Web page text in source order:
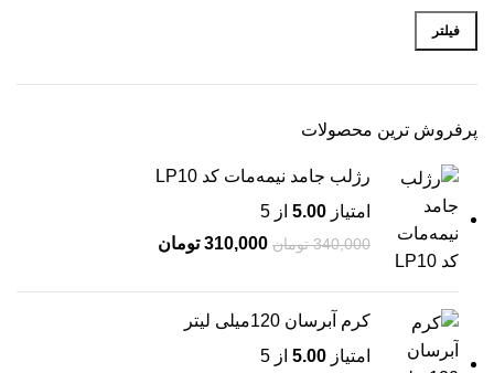
فیلتر
پرفروش ترین محصولات
رژلب جامد نیمه‌مات کد LP10
امتیاز 5.00 از 5
340,000 تومان 310,000 تومان
کرم آبرسان 120میلی لیتر
امتیاز 5.00 از 5